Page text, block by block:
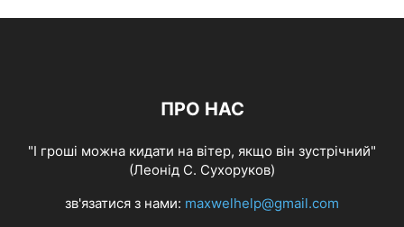
ПРО НАС
"І гроші можна кидати на вітер, якщо він зустрічний"
(Леонід С. Сухоруков)
зв'язатися з нами: maxwelhelp@gmail.com